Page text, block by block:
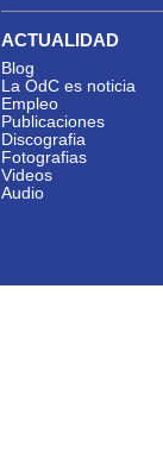
ACTUALIDAD
Blog
La OdC es noticia
Empleo
Publicaciones
Discografia
Fotografias
Videos
Audio